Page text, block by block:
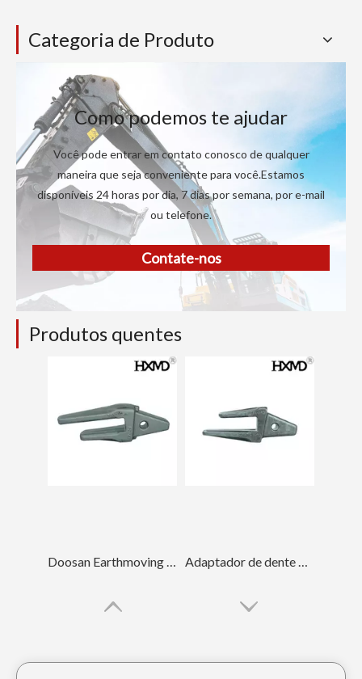
Categoria de Produto
Como podemos te ajudar
Você pode entrar em contato conosco de qualquer
maneira que seja conveniente para você.Estamos
disponíveis 24 horas por dia, 7 dias por semana, por e-mail
ou telefone.
Contate-nos
Produtos quentes
Doosan Earthmoving Teeth Adaptador de dente de balde de longa vida DH150 Adaptador de dente de caçamba de alta resistência ao desgaste para escavadeira CAT E320